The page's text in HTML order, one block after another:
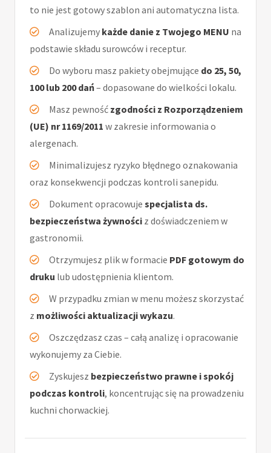
to nie jest gotowy szablon ani automatyczna lista.
Analizujemy każde danie z Twojego MENU na
podstawie składu surowców i receptur.
Do wyboru masz pakiety obejmujące do 25, 50,
100 lub 200 dań– dopasowane do wielkości lokalu.
Masz pewność zgodności z Rozporządzeniem
(UE) nr 1169/2011 w zakresie informowania o
alergenach.
Minimalizujesz ryzyko błędnego oznakowania
oraz konsekwencji podczas kontroli sanepidu.
Dokument opracowuje specjalista ds.
bezpieczeństwa żywności z doświadczeniem w
gastronomii.
Otrzymujesz plik w formacie PDF gotowym do
druku lub udostępnienia klientom.
W przypadku zmian w menu możesz skorzystać
z możliwości aktualizacji wykazu.
Oszczędzasz czas – całą analizę i opracowanie
wykonujemy za Ciebie.
Zyskujesz bezpieczeństwo prawne i spokój
podczas kontroli, koncentrując się na prowadzeniu
kuchni chorwackiej.